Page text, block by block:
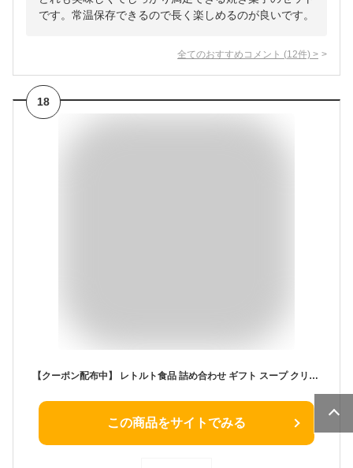
です。常温保存できるので長く楽しめるのが良いです。
全てのおすすめコメント (12件) >
18
【クーポン配布中】 レトルト食品 詰め合わせ ギフト スープ クリームシチュー 4種12食 セット 【送料無料 沖縄除く】 神戸開花亭 お歳暮 母の日 父の日 お中元 2025 内祝い 出産 快気祝い 福袋 レトルト 惣菜 おかず 常温 高級 温めるだけ レンジ対応 湯煎 新生活
この商品をサイトでみる